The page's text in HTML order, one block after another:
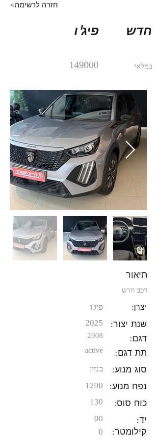
<חזרה לרשימה
פיג'ו חדש
149000 במלאי
תיאור
רכב חדש
פיג'ו יצרן:
2025 שנת יצור:
2008 דגם:
active תת דגם:
בנזין סוג מנוע:
1200 נפח מנוע:
130 כוח סוס:
00 יד:
0 קילומטר: